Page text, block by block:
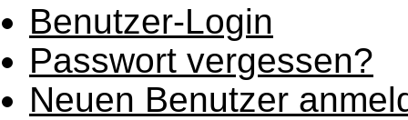
Benutzer-Login
Passwort vergessen?
Neuen Benutzer